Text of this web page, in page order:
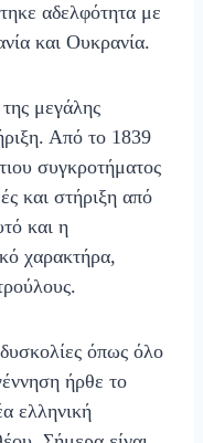
αδελφότητα με
και Ουκρανία.
μεγάλης
Από το 1839
συγκροτήματος
και στήριξη από
και η
χαρακτήρα,
όπως όλο
ήρθε το
ελληνική